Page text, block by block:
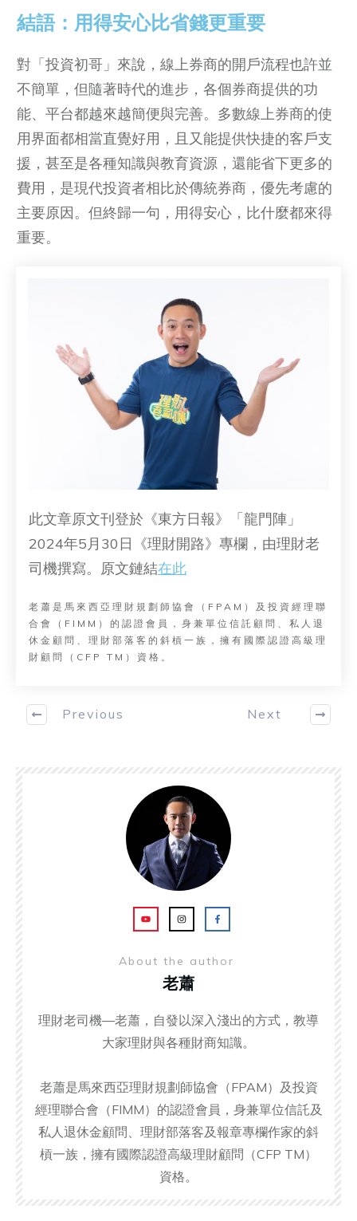
結語：用得安心比省錢更重要
對「投資初哥」來說，線上券商的開戶流程也許並
不簡單，但隨著時代的進步，各個券商提供的功
能、平台都越來越簡便與完善。多數線上券商的使
用界面都相當直覺好用，且又能提供快捷的客戶支
援，甚至是各種知識與教育資源，還能省下更多的
費用，是現代投資者相比於傳統券商，優先考慮的
主要原因。但終歸一句，用得安心，比什麼都來得
重要。
此文章原文刊登於《東方日報》「龍門陣」
2024年5月30日《理財開路》專欄，由理財老
司機撰寫。原文鏈結在此
老蕭是馬來西亞理財規劃師協會（FPAM）及投資經理聯
合會（FIMM）的認證會員，身兼單位信託顧問、私人退
休金顧問、理財部落客的斜槓一族，擁有國際認證高級理
財顧問（CFP TM）資格。
Previous Next
About the author
老蕭
理財老司機—老蕭，自發以深入淺出的方式，教導
大家理財與各種財商知識。
老蕭是馬來西亞理財規劃師協會（FPAM）及投資
經理聯合會（FIMM）的認證會員，身兼單位信託及
私人退休金顧問、理財部落客及報章專欄作家的斜
槓一族，擁有國際認證高級理財顧問（CFP TM）
資格。